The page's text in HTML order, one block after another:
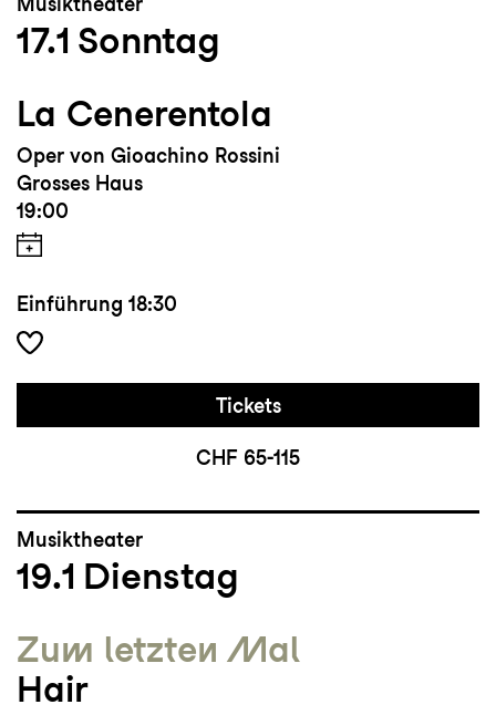
17.1 Sonntag
La Cenerentola
Oper von Gioachino Rossini
Grosses Haus
19:00
Einführung 18:30
Tickets
CHF 65-115
Musiktheater
19.1 Dienstag
Zum letzten Mal
Hair